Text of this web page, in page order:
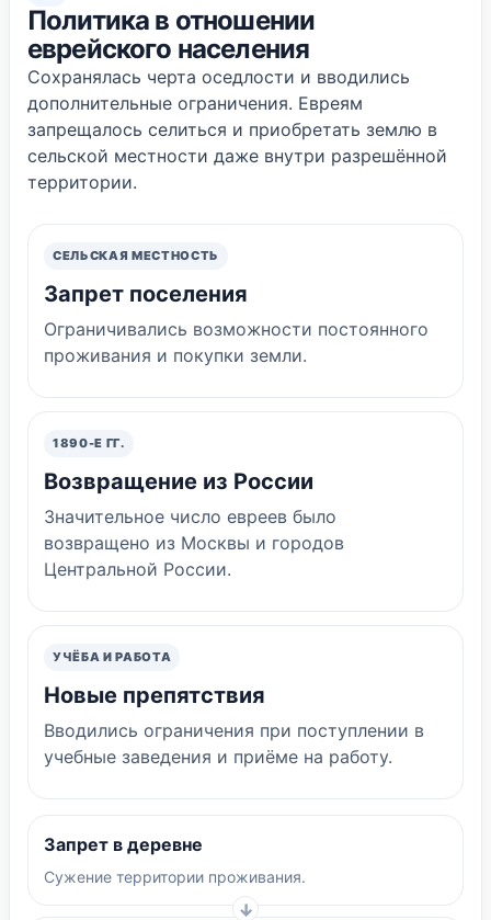
Политика в отношении
еврейского населения
Сохранялась черта оседлости и вводились
дополнительные ограничения. Евреям
запрещалось селиться и приобретать землю в
сельской местности даже внутри разрешённой
территории.
СЕЛЬСКАЯ МЕСТНОСТЬ
Запрет поселения
Ограничивались возможности постоянного
проживания и покупки земли.
1890-Е ГГ.
Возвращение из России
Значительное число евреев было
возвращено из Москвы и городов
Центральной России.
УЧЁБА И РАБОТА
Новые препятствия
Вводились ограничения при поступлении в
учебные заведения и приёме на работу.
Запрет в деревне
Сужение территории проживания.